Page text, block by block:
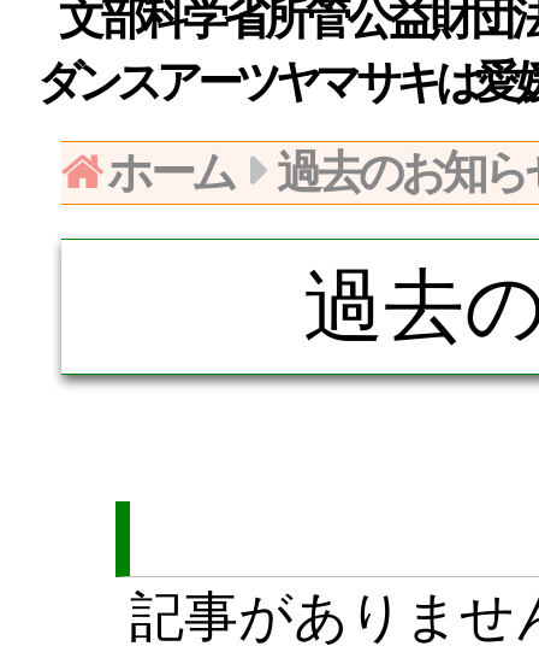
文部科学省所管公益財団
ダンスアーツヤマサキは愛
ホーム
過去のお知ら
過去
記事がありませ